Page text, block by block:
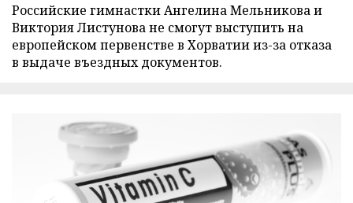
Российские гимнастки Ангелина Мельникова и
Виктория Листунова не смогут выступить на
европейском первенстве в Хорватии из-за отказа
в выдаче въездных документов.